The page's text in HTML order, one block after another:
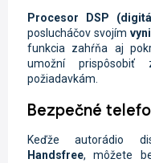
Procesor DSP
poslucháčov svojím
funkcia zahŕňa aj
umožní prispôsobiť
požiadavkám.
Bezpečné
Keďže autorádio
Handsfree, môžete